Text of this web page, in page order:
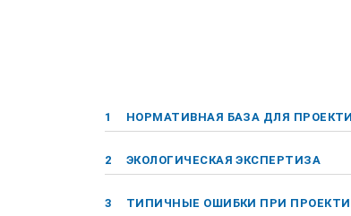
НОРМАТИВНАЯ БАЗА ДЛЯ
1
ЭКОЛОГИЧЕСКАЯ ЭКСПЕРТИЗА
2
ТИПИЧНЫЕ ОШИБКИ ПРИ
3